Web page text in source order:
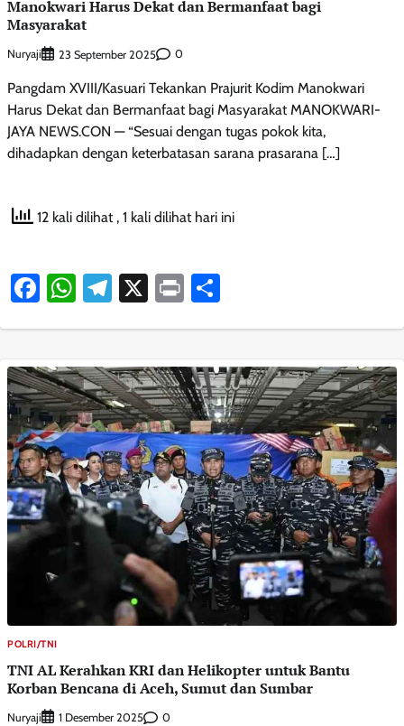
Manokwari Harus Dekat dan Bermanfaat bagi
Masyarakat
Nuryaji 23 September 2025 0
Pangdam XVIII/Kasuari Tekankan Prajurit Kodim Manokwari
Harus Dekat dan Bermanfaat bagi Masyarakat MANOKWARI-
JAYA NEWS.CON — “Sesuai dengan tugas pokok kita,
dihadapkan dengan keterbatasan sarana prasarana […]
12 kali dilihat , 1 kali dilihat hari ini
Facebook
WhatsApp
Telegram
X Print
POLRI/TNI
TNI AL Kerahkan KRI dan Helikopter untuk Bantu
Korban Bencana di Aceh, Sumut dan Sumbar
Nuryaji 1 Desember 2025 0